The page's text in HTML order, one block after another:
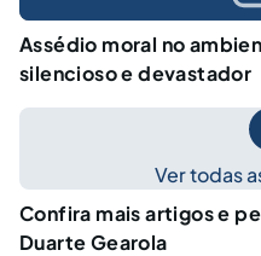
Assédio moral no
silencioso e devastador
Ver todas
Confira mais artigos e
Duarte Gearola